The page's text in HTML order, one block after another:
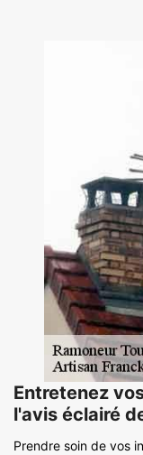
Entretenez
l'avis éclairé
Prendre soin de vos